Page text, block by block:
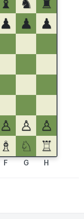
♟ ♟ ♟
♙ ♙
♙
♗ ♘ ♖
F G H